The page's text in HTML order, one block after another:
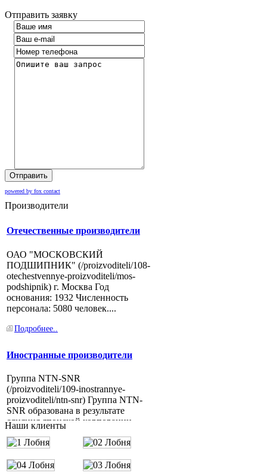
Отправить заявку
Отправить
powered by fox contact
Производители
Отечественные производители
ОАО "МОСКОВСКИЙ
ПОДШИПНИК" (/proizvoditeli/108-
otechestvennye-proizvoditeli/mos-
podshipnik) г. Москва Год
основания: 1932 Численность
персонала: 5080 человек....
Подробнее..
Иностранные производители
Группа NTN-SNR
(/proizvoditeli/109-inostrannye-
proizvoditeli/ntn-snr) Группа NTN-
SNR образована в результате
слияния японской корпорации
NTN и...
Наши клиенты